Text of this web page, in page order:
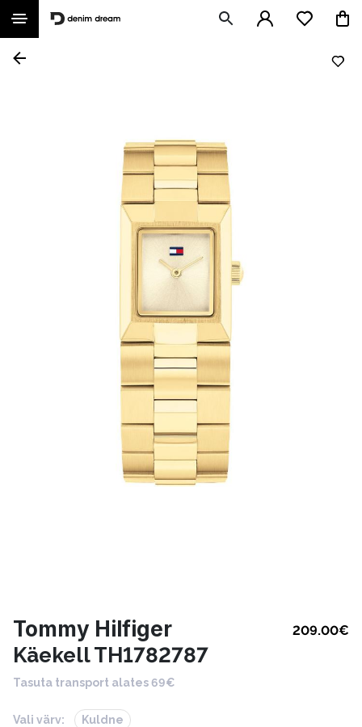
Tommy Hilfiger 209.00€
Käekell TH1782787
Tasuta transport alates 69€
Vali värv: Kuldne